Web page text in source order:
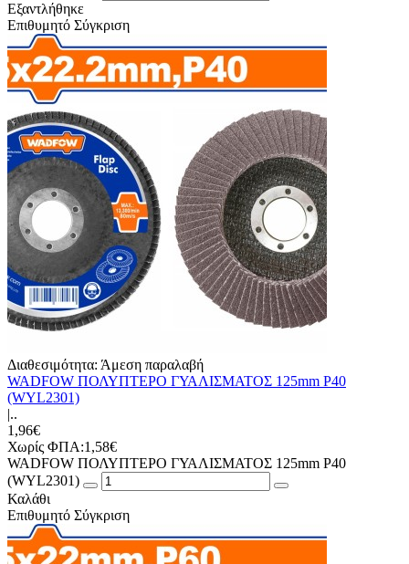
Εξαντλήθηκε
Επιθυμητό Σύγκριση
Διαθεσιμότητα: Άμεση παραλαβή
WADFOW ΠΟΛΥΠΤΕΡΟ ΓΥΑΛΙΣΜΑΤΟΣ 125mm Ρ40
(WYL2301)
|..
1,96€
Χωρίς ΦΠΑ:1,58€
WADFOW ΠΟΛΥΠΤΕΡΟ ΓΥΑΛΙΣΜΑΤΟΣ 125mm Ρ40
(WYL2301)
Καλάθι
Επιθυμητό Σύγκριση